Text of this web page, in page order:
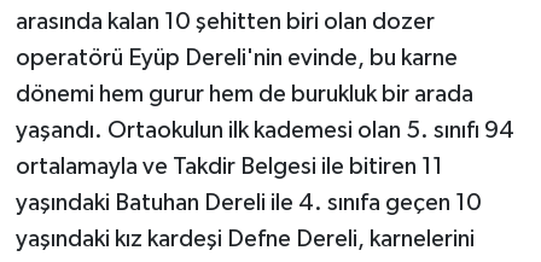
arasında kalan 10 şehitten biri olan dozer
operatörü Eyüp Dereli'nin evinde, bu karne
dönemi hem gurur hem de burukluk bir arada
yaşandı. Ortaokulun ilk kademesi olan 5. sınıfı 94
ortalamayla ve Takdir Belgesi ile bitiren 11
yaşındaki Batuhan Dereli ile 4. sınıfa geçen 10
yaşındaki kız kardeşi Defne Dereli, karnelerini